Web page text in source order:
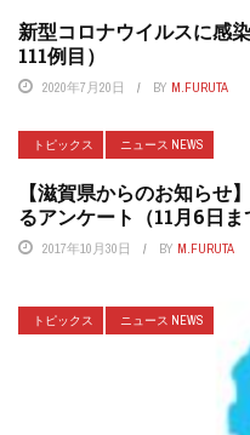
新型コロナウイルスに感
111例目）
2020年7月20日 BY M.FURUTA
トピックス ニュース NEWS
【滋賀県からのお知らせ
るアンケート（11月6日ま
2017年10月30日 BY M.FURUTA
トピックス ニュース NEWS